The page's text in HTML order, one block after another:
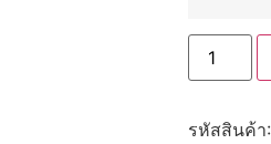
จำนวน
6849
สาร
ชิ้น
รหัสสินค้า: